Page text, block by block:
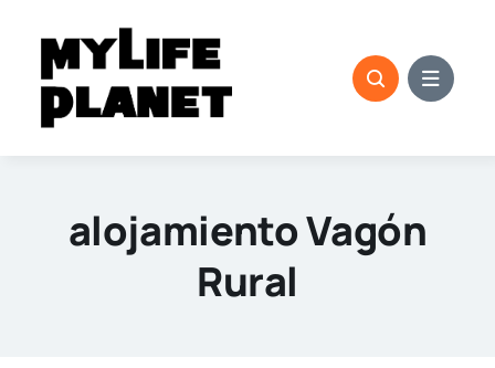
contenido
alojamiento Vagón
Rural